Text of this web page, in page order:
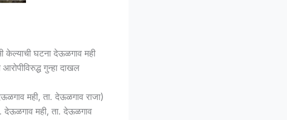
घटना देऊळगाव मही
गुन्हा दाखल
मही, ता. देऊळगाव राजा)
देऊळगाव मही, ता. देऊळगाव